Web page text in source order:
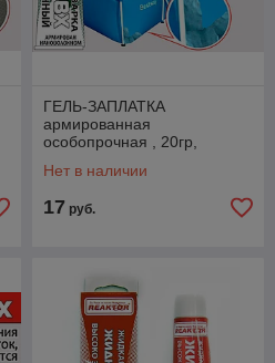
ГЕЛЬ-ЗАПЛАТКА
армированная
особопрочная , 20гр,
Нет в наличии
17 руб.